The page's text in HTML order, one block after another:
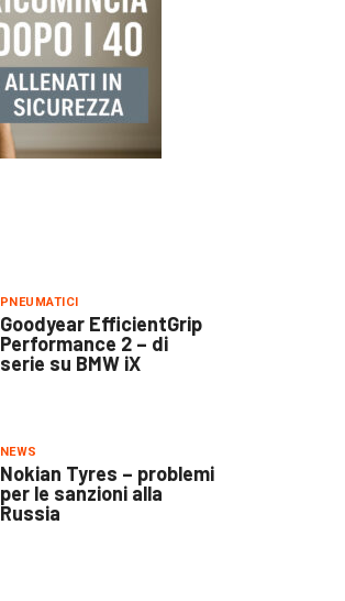
PNEUMATICI
Goodyear EfficientGrip
Performance 2 – di
serie su BMW iX
NEWS
Nokian Tyres – problemi
per le sanzioni alla
Russia